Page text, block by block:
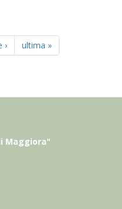
› ultima »
Maggiora"